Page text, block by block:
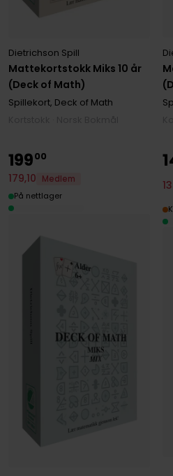
Mattekortstokk Miks 10 år
(Deck of Math)
Dietrichson Spill
Spillekort, Deck of Math
19900
179,10
Medlem
På nettlager